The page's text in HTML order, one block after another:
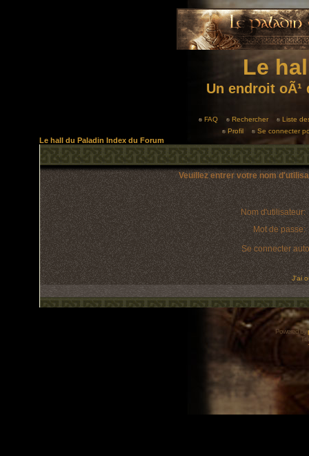
Le
Un endroit
FAQ Rechercher
Liste
Profil
Se connecter
Le hall du Paladin Index du Forum
Veuillez entrer votre nom
Nom d'utilisateur:
Mot de passe:
Se connecter
J'ai
Powered by